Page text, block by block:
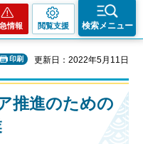
情報 閲覧支援 検索メニュー
印刷 更新日：2022年5月11日
推進のための